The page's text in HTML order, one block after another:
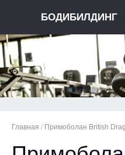
БОДИБИЛДИНГ
Главная / Примоболан British